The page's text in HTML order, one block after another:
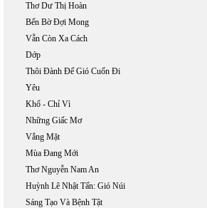
Thơ Dư Thị Hoàn
Bến Bờ Đợi Mong
Vẫn Còn Xa Cách
Dớp
Thôi Đành Để Gió Cuốn Đi
Yêu
Khổ - Chỉ Vì
Những Giấc Mơ
Vắng Mặt
Mùa Đang Mới
Thơ Nguyễn Nam An
Huỳnh Lê Nhật Tấn: Gió Núi
Sáng Tạo Và Bệnh Tật